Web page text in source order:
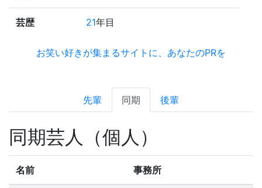
芸歴 21年目
お笑い好きが集まるサイトに、あなたのPRを
先輩 同期 後輩
同期芸人（個人）
名前 事務所